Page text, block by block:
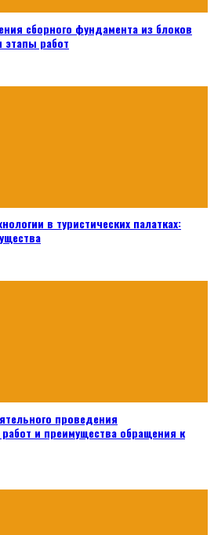
сборного фундамента из блоков
этапы работ
в туристических палатках:
проведения
и преимущества обращения к